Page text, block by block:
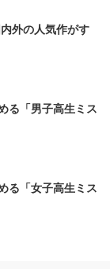
外の人気作がす
る「男子高生ミス
る「女子高生ミス